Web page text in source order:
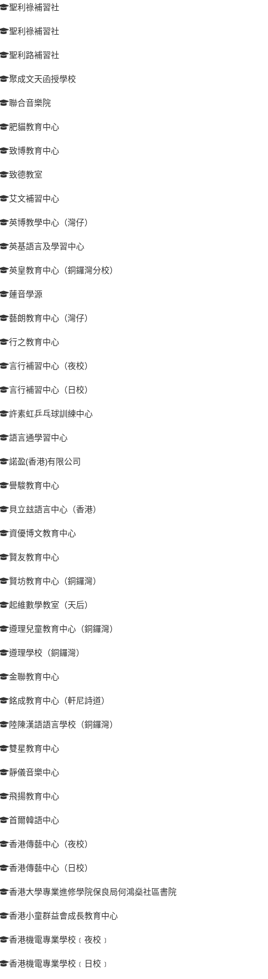
聖利祿補習社
聖利祿補習社
聖利路補習社
聚成文天函授學校
聯合音樂院
肥貓教育中心
致博教育中心
致德教室
艾文補習中心
英博教學中心（灣仔）
英基語言及學習中心
英皇教育中心（銅鑼灣分校）
蓮音學源
藝朗教育中心（灣仔）
行之教育中心
言行補習中心（夜校）
言行補習中心（日校）
許素虹乒乓球訓練中心
語言通學習中心
諾盈(香港)有限公司
譽駿教育中心
貝立玆語言中心（香港）
資優博文教育中心
賢友教育中心
賢坊教育中心（銅鑼灣）
起維數學教室（天后）
遵理兒童教育中心（銅鑼灣）
遵理學校（銅鑼灣）
金聯教育中心
銘成教育中心（軒尼詩道）
陸陳漢語語言學校（銅鑼灣）
雙星教育中心
靜儀音樂中心
飛揚教育中心
首爾韓語中心
香港傳藝中心（夜校）
香港傳藝中心（日校）
香港大學專業進修學院保良局何鴻燊社區書院
香港小童群益會成長教育中心
香港機電專業學校﹝夜校﹞
香港機電專業學校﹝日校﹞